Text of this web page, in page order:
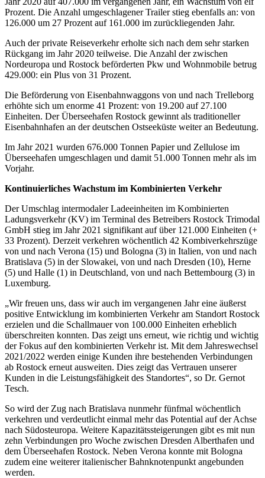
Prozent. Die Anzahl umgeschlagener Trailer stieg ebenfalls an: von
126.000 um 27 Prozent auf 161.000 im zurückliegenden Jahr.
Auch der private Reiseverkehr erholte sich nach dem sehr starken
Rückgang im Jahr 2020 teilweise. Die Anzahl der zwischen
Nordeuropa und Rostock beförderten Pkw und Wohnmobile betrug
429.000: ein Plus von 31 Prozent.
Die Beförderung von Eisenbahnwaggons von und nach Trelleborg
erhöhte sich um enorme 41 Prozent: von 19.200 auf 27.100
Einheiten. Der Überseehafen Rostock gewinnt als traditioneller
Eisenbahnhafen an der deutschen Ostseeküste weiter an Bedeutung.
Im Jahr 2021 wurden 676.000 Tonnen Papier und Zellulose im
Überseehafen umgeschlagen und damit 51.000 Tonnen mehr als im
Vorjahr.
Kontinuierliches Wachstum im Kombinierten Verkehr
Der Umschlag intermodaler Ladeeinheiten im Kombinierten
Ladungsverkehr (KV) im Terminal des Betreibers Rostock Trimodal
GmbH stieg im Jahr 2021 signifikant auf über 121.000 Einheiten (+
33 Prozent). Derzeit verkehren wöchentlich 42 Kombiverkehrszüge
von und nach Verona (15) und Bologna (3) in Italien, von und nach
Bratislava (5) in der Slowakei, von und nach Dresden (10), Herne
(5) und Halle (1) in Deutschland, von und nach Bettembourg (3) in
Luxemburg.
„Wir freuen uns, dass wir auch im vergangenen Jahr eine äußerst
positive Entwicklung im kombinierten Verkehr am Standort Rostock
erzielen und die Schallmauer von 100.000 Einheiten erheblich
überschreiten konnten. Das zeigt uns erneut, wie richtig und wichtig
der Fokus auf den kombinierten Verkehr ist. Mit dem Jahreswechsel
2021/2022 werden einige Kunden ihre bestehenden Verbindungen
ab Rostock erneut ausweiten. Dies zeigt das Vertrauen unserer
Kunden in die Leistungsfähigkeit des Standortes“, so Dr. Gernot
Tesch.
So wird der Zug nach Bratislava nunmehr fünfmal wöchentlich
verkehren und verdeutlicht einmal mehr das Potential auf der Achse
nach Südosteuropa. Weitere Kapazitätssteigerungen gibt es mit nun
zehn Verbindungen pro Woche zwischen Dresden Alberthafen und
dem Überseehafen Rostock. Neben Verona konnte mit Bologna
zudem eine weiterer italienischer Bahnknotenpunkt angebunden
werden.